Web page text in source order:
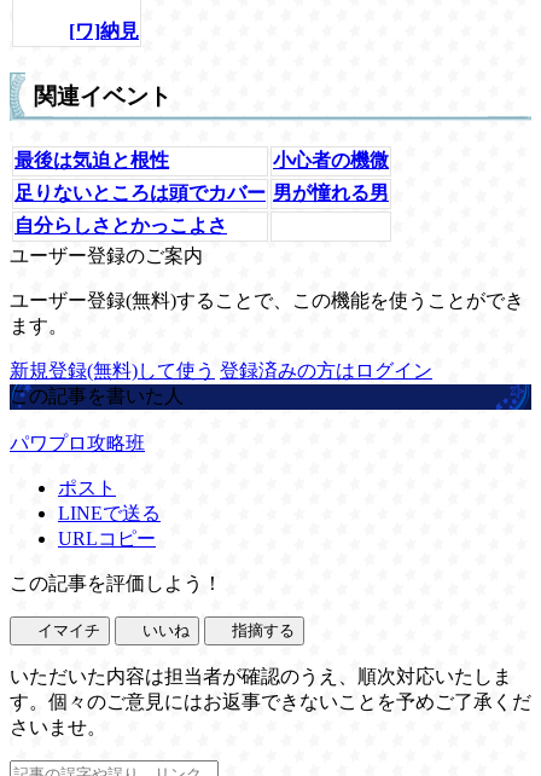
[ワ]納見
関連イベント
最後は気迫と根性
小心者の機微
足りないところは頭でカバー 男が憧れる男
自分らしさとかっこよさ
ユーザー登録のご案内
ユーザー登録(無料)することで、この機能を使うことができ
ます。
新規登録(無料)して使う 登録済みの方はログイン
この記事を書いた人
パワプロ攻略班
ポスト
LINEで送る
URLコピー
この記事を評価しよう！
イマイチ いいね 指摘する
いただいた内容は担当者が確認のうえ、順次対応いたしま
す。個々のご意見にはお返事できないことを予めご了承くだ
さいませ。